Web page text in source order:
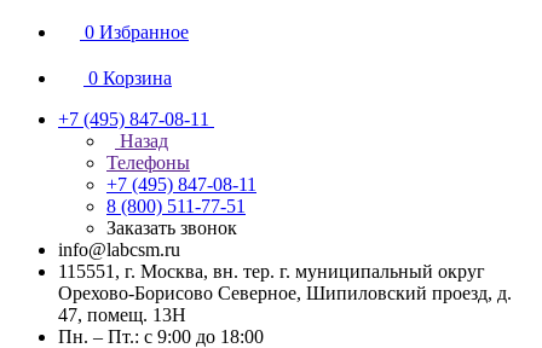
0 Избранное
0 Корзина
+7 (495) 847-08-11
Назад
Телефоны
+7 (495) 847-08-11
8 (800) 511-77-51
Заказать звонок
info@labcsm.ru
115551, г. Москва, вн. тер. г. муниципальный округ
Орехово-Борисово Северное, Шипиловский проезд, д.
47, помещ. 13Н
Пн. – Пт.: с 9:00 до 18:00